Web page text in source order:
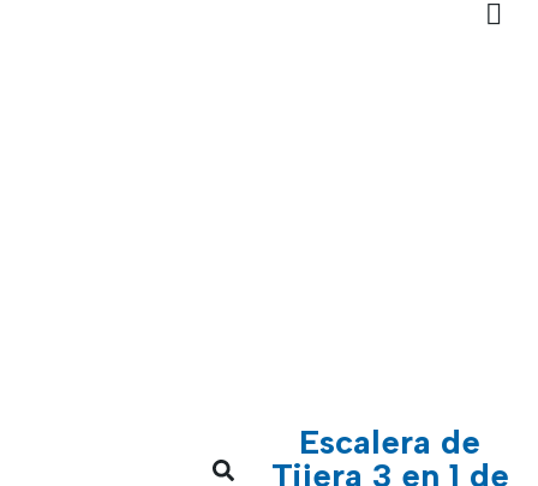
Escalera de
Tijera 3 en 1 de